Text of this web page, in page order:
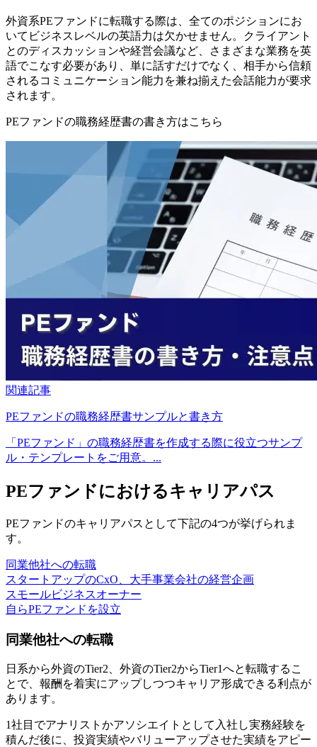
外資系PEファンドに転職する際は、全てのポジションにお
いてビジネスレベルの英語力は欠かせません。クライアント
とのディスカッションや経営会議など、さまざまな業務を英
語でこなす必要があり、単に話すだけでなく、相手から信頼
されるコミュニケーション能力を兼ね揃えた会話能力が要求
されます。
PEファンドの職務経歴書の書き方はこちら
関連記事
PEファンドの職務経歴書サンプルと書き方
「PEファンド」の職務経歴書を作成する際に役立つサンプ
ル・テンプレートをご用意。...
PEファンドにおけるキャリアパス
PEファンドのキャリアパスとして下記の4つが挙げられま
す。
同業他社への転職
スタートアップのCxO、大手事業会社の経営企画
スモールビジネスオーナー
自らPEファンドを設立
同業他社への転職
日系から外資のTier2、外資のTier2からTier1へと転職するこ
とで、報酬を着実にアップしつつキャリア形成できる利点が
あります。
1社目でアナリストかアソシエイトとして入社し実務経験を
積んだ後に、投資実績やバリューアップさせた実績をアピー